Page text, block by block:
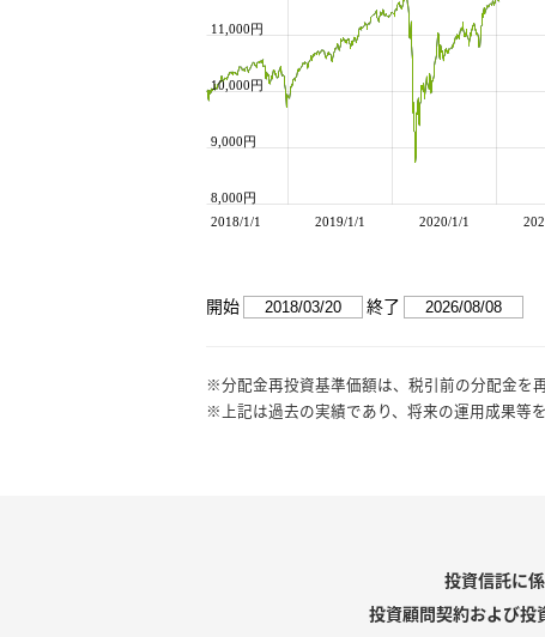
2018/1/1 2019/1/1 2020/1/1
8,000円
9,000円
10,000円
11,000円
開始 終了
※分配金再投資基準価額は、税引前の分配金を
※上記は過去の実績であり、将来の運用成果等
投資信託に
投資顧問契約および投